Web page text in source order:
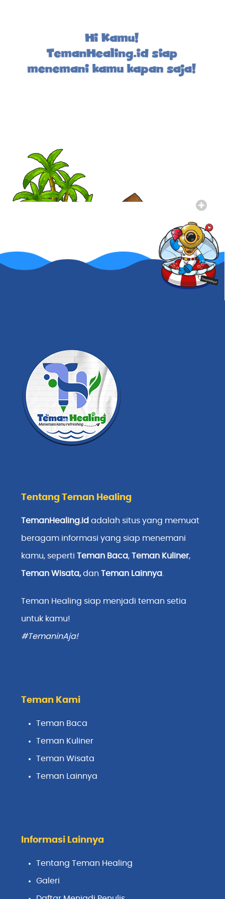
Hi Kamu!
TemanHealing.id siap
menemani kamu kapan saja!
Tentang Teman Healing
TemanHealing.id adalah situs yang memuat
beragam informasi yang siap menemani
kamu, sepertiTeman Baca,Teman Kuliner,
Teman Wisata,danTeman Lainnya
Teman Healing siap menjadi teman setia
untuk kamu!
#TemaninAja!
Teman Kami
Teman Baca
Teman Kuliner
Teman Wisata
Teman Lainnya
Informasi Lainnya
Tentang Teman Healing
Galeri